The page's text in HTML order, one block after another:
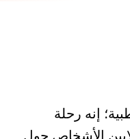
إنه رحلة
الأشخاص حول